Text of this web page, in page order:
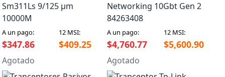
Sm311Ls 9/125 µm
10000M
A un pago: 12 MSI:
$347.86 $409.25
Agotado
Networking 10Gbt Gen 2
84263408
A un pago: 12 MSI:
$4,760.77 $5,600.90
Agotado